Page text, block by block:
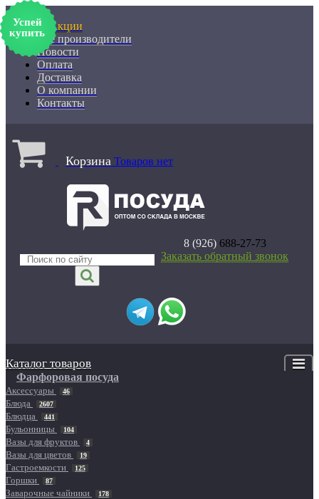
% Акции
Все производители
Новости
Оплата
Доставка
О компании
Контакты
Корзина Товаров нет
8 (926)688-27-73
Заказать обратный звонок
Каталог товаров
Фарфоровая посуда
Аксессуары 46
Блюда 2607
Блюдца 441
Бульонницы 104
Вазы для фруктов 4
Вазы для цветов 19
Гастроемкости 125
Горшки 87
Заварочные чайники 178
Успей
купить